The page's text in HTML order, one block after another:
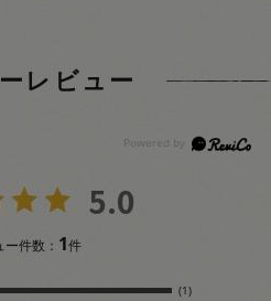
レビュー
5.0
ー件数： 1件
(1)